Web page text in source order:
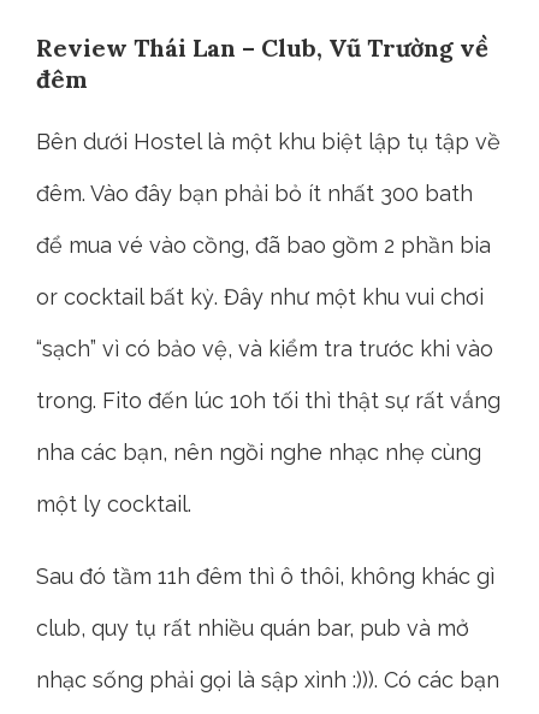
Review Thái Lan – Club, Vũ Trường về
đêm
Bên dưới Hostel là một khu biệt lập tụ tập về
đêm. Vào đây bạn phải bỏ ít nhất 300 bath
để mua vé vào cồng, đã bao gồm 2 phần bia
or cocktail bất kỳ. Đây như một khu vui chơi
“sạch” vì có bảo vệ, và kiểm tra trước khi vào
trong. Fito đến lúc 10h tối thì thật sự rất vắng
nha các bạn, nên ngồi nghe nhạc nhẹ cùng
một ly cocktail.
Sau đó tầm 11h đêm thì ô thôi, không khác gì
club, quy tụ rất nhiều quán bar, pub và mở
nhạc sống phải gọi là sập xình :))). Có các bạn